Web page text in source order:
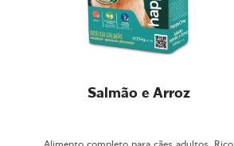
Salmão e Arroz